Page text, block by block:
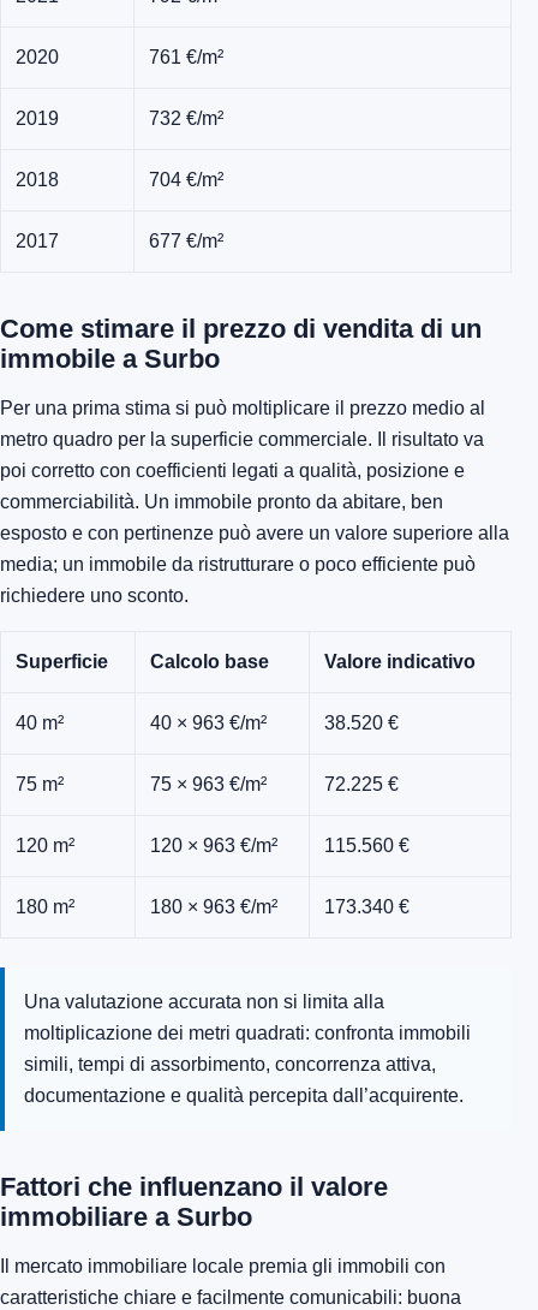
2020 761 €/m²
2019 732 €/m²
2018 704 €/m²
2017 677 €/m²
Come stimare il prezzo di vendita di un
immobile a Surbo
Per una prima stima si può moltiplicare il prezzo medio al
metro quadro per la superficie commerciale. Il risultato va
poi corretto con coefficienti legati a qualità, posizione e
commerciabilità. Un immobile pronto da abitare, ben
esposto e con pertinenze può avere un valore superiore alla
media; un immobile da ristrutturare o poco efficiente può
richiedere uno sconto.
Superficie Calcolo base Valore indicativo
40 m² 40 × 963 €/m² 38.520 €
75 m² 75 × 963 €/m² 72.225 €
120 m² 120 × 963 €/m² 115.560 €
180 m² 180 × 963 €/m² 173.340 €
Una valutazione accurata non si limita alla
moltiplicazione dei metri quadrati: confronta immobili
simili, tempi di assorbimento, concorrenza attiva,
documentazione e qualità percepita dall’acquirente.
Fattori che influenzano il valore
immobiliare a Surbo
Il mercato immobiliare locale premia gli immobili con
caratteristiche chiare e facilmente comunicabili: buona